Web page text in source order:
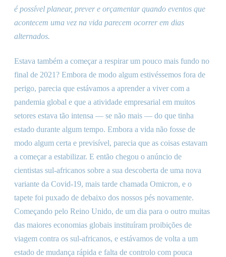
é possível planear, prever e orçamentar quando eventos que
acontecem uma vez na vida parecem ocorrer em dias
alternados.
Estava também a começar a respirar um pouco mais fundo no
final de 2021? Embora de modo algum estivéssemos fora de
perigo, parecia que estávamos a aprender a viver com a
pandemia global e que a atividade empresarial em muitos
setores estava tão intensa — se não mais — do que tinha
estado durante algum tempo. Embora a vida não fosse de
modo algum certa e previsível, parecia que as coisas estavam
a começar a estabilizar. E então chegou o anúncio de
cientistas sul-africanos sobre a sua descoberta de uma nova
variante da Covid-19, mais tarde chamada Omicron, e o
tapete foi puxado de debaixo dos nossos pés novamente.
Começando pelo Reino Unido, de um dia para o outro muitas
das maiores economias globais instituíram proibições de
viagem contra os sul-africanos, e estávamos de volta a um
estado de mudança rápida e falta de controlo com pouca